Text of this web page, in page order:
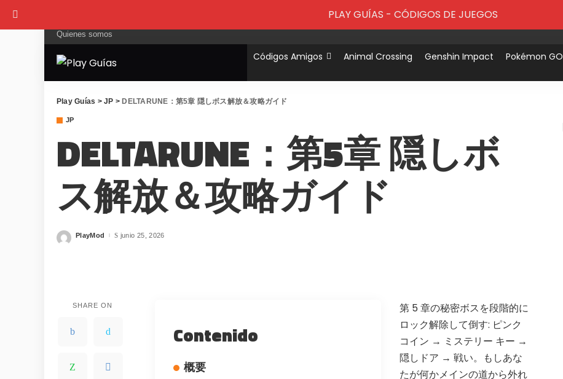
Quienes somos
Códigos Amigos Animal Crossing Genshin Impact Pokémon GO
Play Guías >JP > DELTARUNE：第5章 隠しボス解放＆攻略ガイド
JP
DELTARUNE：第5章 隠しボ
ス解放＆攻略ガイド
Posted
PlayMod junio 25, 2026
SHARE ON
Contenido
概要
第 5 章の秘密ボスを段階的に
ロック解除して倒す: ピンク
コイン → ミステリー キー →
隠しドア → 戦い。もしあな
たが何かメインの道から外れ
PLAY GUÍAS - CÓDIGOS DE JUEGOS